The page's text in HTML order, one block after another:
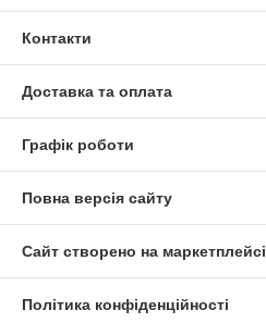
Контакти
Доставка та оплата
Графік роботи
Повна версія сайту
Сайт створено на маркетплейсі
Політика конфіденційності